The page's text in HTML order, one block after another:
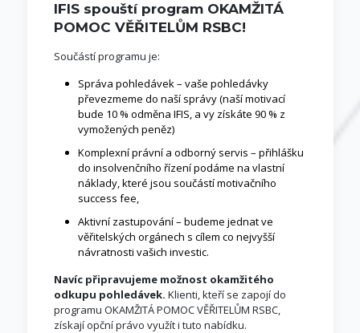
IFIS spouští program OKAMŽITÁ
POMOC VĚŘITELŮM RSBC!
Součástí programu je:
Správa pohledávek – vaše pohledávky
převezmeme do naší správy (naší motivací
bude 10 % odměna IFIS, a vy získáte 90 % z
vymožených peněz)
Komplexní právní a odborný servis – přihlášku
do insolvenčního řízení podáme na vlastní
náklady, které jsou součástí motivačního
success fee,
Aktivní zastupování – budeme jednat ve
věřitelských orgánech s cílem co nejvyšší
návratnosti vašich investic.
Navíc připravujeme možnost okamžitého
odkupu pohledávek. Klienti, kteří se zapojí do
programu OKAMŽITÁ POMOC VĚŘITELŮM RSBC,
získají opční právo využít i tuto nabídku.